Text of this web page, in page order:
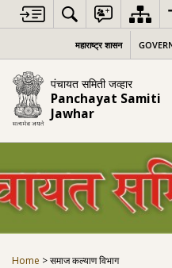
content
महाराष्ट्र शासन
पंचायत समिती जव्हार
Panchayat Samiti
Jawhar
Home >समाज कल्याण विभाग